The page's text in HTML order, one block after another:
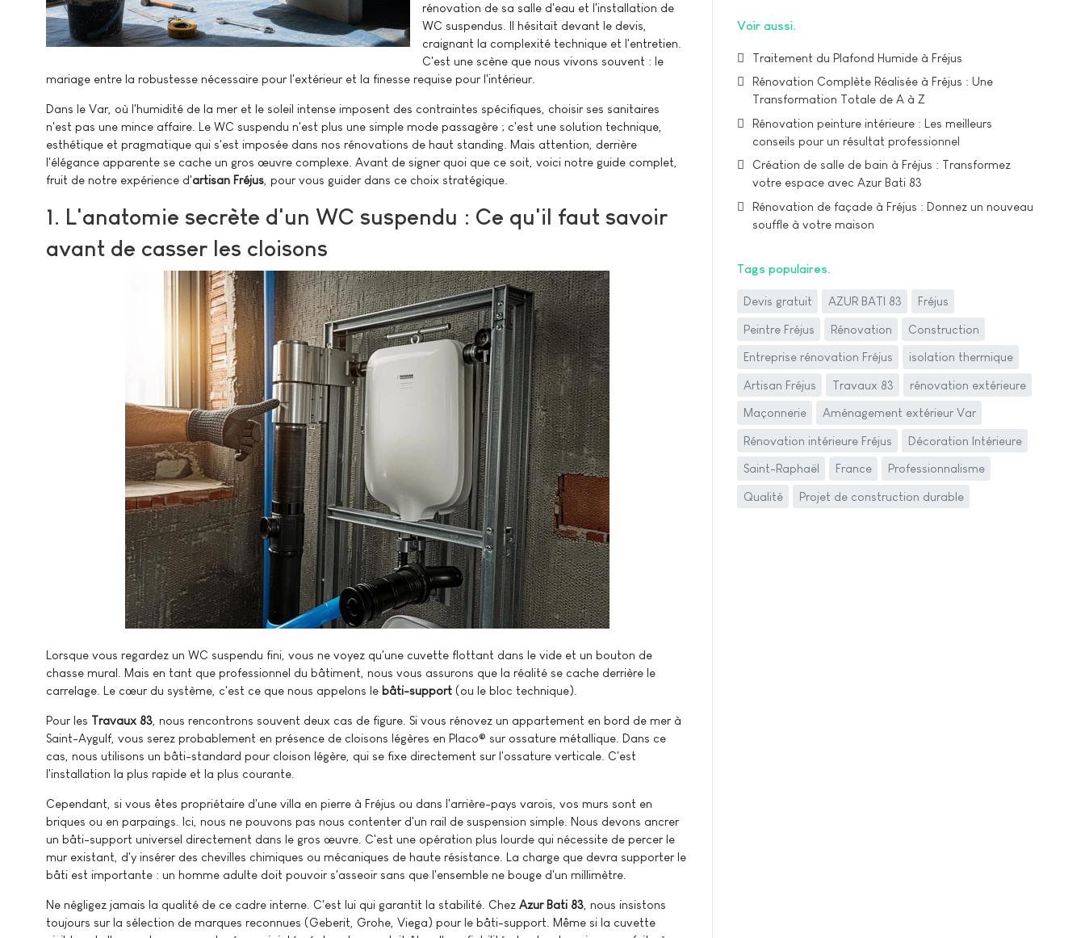
rénovation de sa salle d'eau et l'installation de
WC suspendus. Il hésitait devant le devis,
craignant la complexité technique et l'entretien.
C'est une scène que nous vivons souvent : le
mariage entre la robustesse nécessaire pour l'extérieur et la finesse requise pour l'intérieur.
Dans le Var, où l'humidité de la mer et le soleil intense imposent des contraintes spécifiques, choisir ses sanitaires
n'est pas une mince affaire. Le WC suspendu n'est plus une simple mode passagère ; c'est une solution technique,
esthétique et pragmatique qui s'est imposée dans nos rénovations de haut standing. Mais attention, derrière
l'élégance apparente se cache un gros œuvre complexe. Avant de signer quoi que ce soit, voici notre guide complet,
fruit de notre expérience d'artisan Fréjus , pour vous guider dans ce choix stratégique.
1. L'anatomie secrète d'un WC suspendu : Ce qu'il faut savoir
avant de casser les cloisons
Lorsque vous regardez un WC suspendu fini, vous ne voyez qu'une cuvette flottant dans le vide et un bouton de
chasse mural. Mais en tant que professionnel du bâtiment, nous vous assurons que la réalité se cache derrière le
carrelage. Le cœur du système, c'est ce que nous appelons le bâti-support (ou le bloc technique).
Pour les Travaux 83 , nous rencontrons souvent deux cas de figure. Si vous rénovez un appartement en bord de mer à
Saint-Aygulf, vous serez probablement en présence de cloisons légères en Placo® sur ossature métallique. Dans ce
cas, nous utilisons un bâti-standard pour cloison légère, qui se fixe directement sur l'ossature verticale. C'est
l'installation la plus rapide et la plus courante.
Cependant, si vous êtes propriétaire d'une villa en pierre à Fréjus ou dans l'arrière-pays varois, vos murs sont en
briques ou en parpaings. Ici, nous ne pouvons pas nous contenter d'un rail de suspension simple. Nous devons ancrer
un bâti-support universel directement dans le gros œuvre. C'est une opération plus lourde qui nécessite de percer le
mur existant, d'y insérer des chevilles chimiques ou mécaniques de haute résistance. La charge que devra supporter le
bâti est importante : un homme adulte doit pouvoir s'asseoir sans que l'ensemble ne bouge d'un millimètre.
Ne négligez jamais la qualité de ce cadre interne. C'est lui qui garantit la stabilité. Chez Azur Bati 83 , nous insistons
toujours sur la sélection de marques reconnues (Geberit, Grohe, Viega) pour le bâti-support. Même si la cuvette
Voir aussi
Traitement du Plafond Humide à Fréjus
Rénovation Complète Réalisée à Fréjus : Une
Transformation Totale de A à Z
Rénovation peinture intérieure : Les meilleurs
conseils pour un résultat professionnel
Création de salle de bain à Fréjus : Transformez
votre espace avec Azur Bati 83
Rénovation de façade à Fréjus : Donnez un nouveau
souffle à votre maison
Tags populaires
Devis gratuit AZUR BATI 83 Fréjus
Peintre Fréjus Rénovation Construction
Entreprise rénovation Fréjus isolation thermique
Artisan Fréjus Travaux 83 rénovation extérieure
Maçonnerie Aménagement extérieur Var
Rénovation intérieure Fréjus Décoration Intérieure
Saint-Raphaël France Professionnalisme
Qualité Projet de construction durable